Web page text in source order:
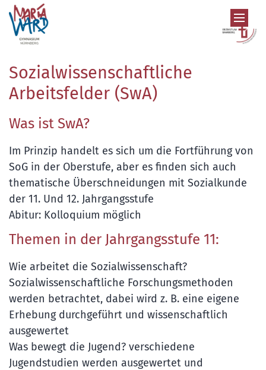
Zum Inhalt springen
Sozialwissenschaftliche
Arbeitsfelder (SwA)
Was ist SwA?
Im Prinzip handelt es sich um die Fortführung von
SoG in der Oberstufe, aber es finden sich auch
thematische Überschneidungen mit Sozialkunde
der 11. Und 12. Jahrgangsstufe
Abitur: Kolloquium möglich
Themen in der Jahrgangsstufe 11:
Wie arbeitet die Sozialwissenschaft?
Sozialwissenschaftliche Forschungsmethoden
werden betrachtet, dabei wird z. B. eine eigene
Erhebung durchgeführt und wissenschaftlich
ausgewertet
Was bewegt die Jugend? verschiedene
Jugendstudien werden ausgewertet und